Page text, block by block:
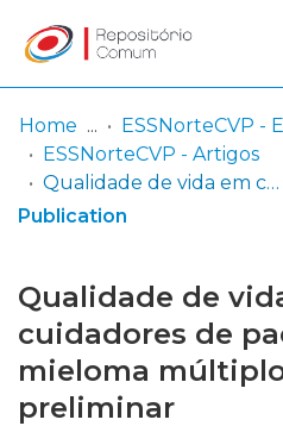
Communities
& Collections
Entities
Statistics
Log
In
(current)
Home
ESSNorteCVP - Artigos
Qualidade de vida em cuidadores de pacientes com mieloma múltiplo: Um estudo preliminar
Publication
Qualidade de
cuidadores de
mieloma
preliminar